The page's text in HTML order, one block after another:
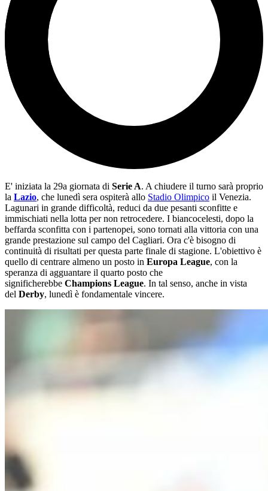
E' iniziata la 29a giornata di Serie A. A chiudere il turno sarà proprio
la Lazio, che lunedì sera ospiterà allo Stadio Olimpico il Venezia.
Lagunari in grande difficoltà, reduci da due pesanti sconfitte e
immischiati nella lotta per non retrocedere. I biancocelesti, dopo la
beffarda sconfitta con i partenopei, sono tornati alla vittoria con una
grande prestazione sul campo del Cagliari. Ora c'è bisogno di
continuità di risultati per questa parte finale di stagione. L'obiettivo è
quello di centrare almeno un posto in Europa League, con la
speranza di agguantare il quarto posto che
significherebbe Champions League. In tal senso, anche in vista
del Derby, lunedì è fondamentale vincere.